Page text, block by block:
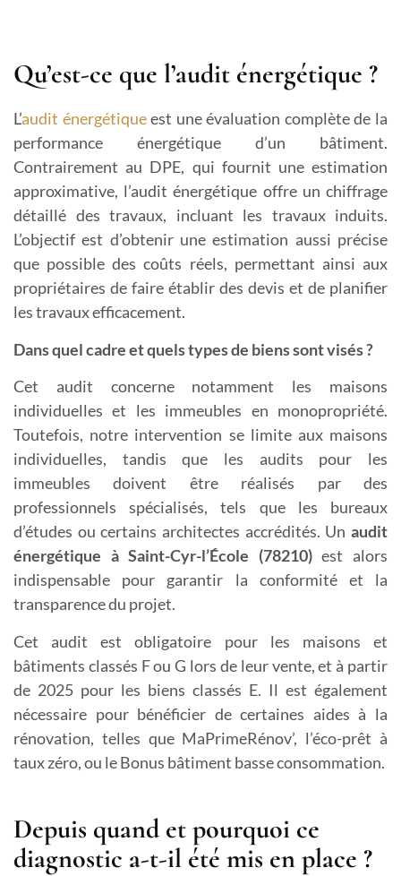
Qu’est-ce que l’audit énergétique ?
L’audit énergétiqueest une évaluation complète de la
performance énergétique d’un bâtiment.
Contrairement au DPE, qui fournit une estimation
approximative, l’audit énergétique offre un chiffrage
détaillé des travaux, incluant les travaux induits.
L’objectif est d’obtenir une estimation aussi précise
que possible des coûts réels, permettant ainsi aux
propriétaires de faire établir des devis et de planifier
les travaux efficacement.
Dans quel cadre et quels types de biens sont visés ?
Cet audit concerne notamment les maisons
individuelles et les immeubles en monopropriété.
Toutefois, notre intervention se limite aux maisons
individuelles, tandis que les audits pour les
immeubles doivent être réalisés par des
professionnels spécialisés, tels que les bureaux
d’études ou certains architectes accrédités. Un audit
énergétique à Saint-Cyr-l’École (78210)est alors
indispensable pour garantir la conformité et la
transparence du projet.
Cet audit est obligatoire pour les maisons et
bâtiments classés F ou G lors de leur vente, et à partir
de 2025 pour les biens classés E. Il est également
nécessaire pour bénéficier de certaines aides à la
rénovation, telles que MaPrimeRénov’, l’éco-prêt à
taux zéro, ou le Bonus bâtiment basse consommation.
Depuis quand et pourquoi ce
diagnostic a-t-il été mis en place ?